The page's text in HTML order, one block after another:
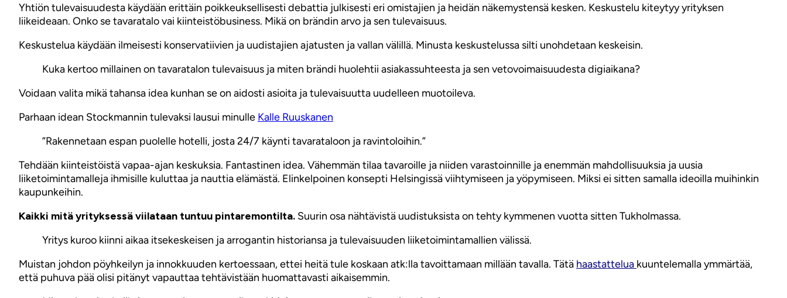
Yhtiön tulevaisuudesta käydään erittäin poikkeuksellisesti debattia julkisesti eri omistajien ja heidän näkemystensä kesken. Keskustelu kiteytyy yrityksen
liikeideaan. Onko se tavaratalo vai kiinteistöbusiness. Mikä on brändin arvo ja sen tulevaisuus.
Keskustelua käydään ilmeisesti konservatiivien ja uudistajien ajatusten ja vallan välillä. Minusta keskustelussa silti unohdetaan keskeisin.
Kuka kertoo millainen on tavaratalon tulevaisuus ja miten brändi huolehtii asiakassuhteesta ja sen vetovoimaisuudesta digiaikana?
Voidaan valita mikä tahansa idea kunhan se on aidosti asioita ja tulevaisuutta uudelleen muotoileva.
Parhaan idean Stockmannin tulevaksi lausui minulle Kalle Ruuskanen
”Rakennetaan espan puolelle hotelli, josta 24/7 käynti tavarataloon ja ravintoloihin.”
Tehdään kiinteistöistä vapaa-ajan keskuksia. Fantastinen idea. Vähemmän tilaa tavaroille ja niiden varastoinnille ja enemmän mahdollisuuksia ja uusia
liiketoimintamalleja ihmisille kuluttaa ja nauttia elämästä. Elinkelpoinen konsepti Helsingissä viihtymiseen ja yöpymiseen. Miksi ei sitten samalla ideoilla muihinkin
kaupunkeihin.
Kaikki mitä yrityksessä viilataan tuntuu pintaremontilta. Suurin osa nähtävistä uudistuksista on tehty kymmenen vuotta sitten Tukholmassa.
Yritys kuroo kiinni aikaa itsekeskeisen ja arrogantin historiansa ja tulevaisuuden liiketoimintamallien välissä.
Muistan johdon pöyhkeilyn ja innokkuuden kertoessaan, ettei heitä tule koskaan atk:lla tavoittamaan millään tavalla. Tätä haastattelua kuuntelemalla ymmärtää,
että puhuva pää olisi pitänyt vapauttaa tehtävistään huomattavasti aikaisemmin.